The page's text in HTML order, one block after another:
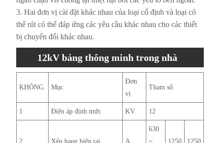
3. Hai đơn vị cài đặt khác nhau của loại cố định và loại có
thể rút có thể đáp ứng các yêu cầu khác nhau cho các thiết
bị chuyển đổi khác nhau.
12kV bảng thông minh trong nhà
KHÔNG. Mục
Đơn
vị
Tham số
1 Điện áp định mức KV 12
2 Xếp hạng hiện tại A
630
~
1250 1250